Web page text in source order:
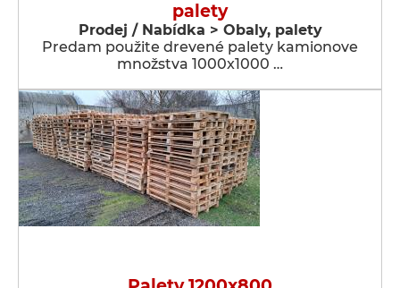
palety
Prodej / Nabídka > Obaly, palety
Predam použite drevené palety kamionove
množstva 1000x1000 …